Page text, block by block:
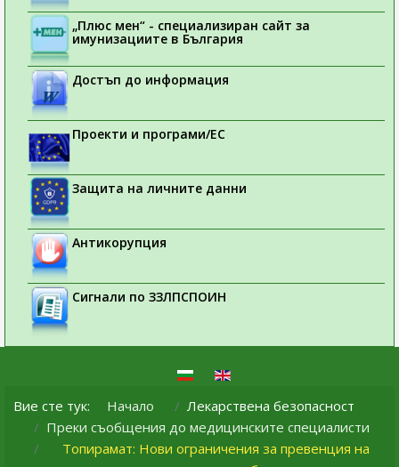
„Плюс мен“ - специализиран сайт за
имунизациите в България
Достъп до информация
Проекти и програми/ЕС
Защита на личните данни
Антикорупция
Сигнали по ЗЗЛПСПОИН
Вие сте тук: Начало
Лекарствена безопасност
Преки съобщения до медицинските специалисти
Топирамат: Нови ограничения за превенция на